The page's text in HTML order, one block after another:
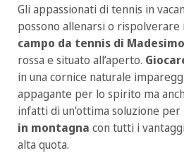
Gli appassionati di tennis in
possono allenarsi o
campo da tennis di Madesimo
rossa e situato all’aperto.
in una cornice naturale
appagante per lo spirito ma
infatti di un’ottima soluzione per
in montagna con tutti i
alta quota.